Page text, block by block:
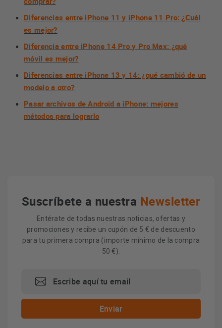
Diferencias entre iPhone 11 y iPhone 11 Pro: ¿Cuál
es mejor?
Diferencia entre iPhone 14 Pro y Pro Max: ¿qué
móvil es mejor?
Diferencias entre iPhone 13 y 14: ¿qué cambió de un
modelo a otro?
Pasar archivos de Android a iPhone: mejores
métodos para lograrlo
Suscríbete a nuestra Newsletter
Entérate de todas nuestras noticias, ofertas y
promociones y recibe un cupón de 5 € de descuento
para tu primera compra (importe mínimo de la compra
50 €).